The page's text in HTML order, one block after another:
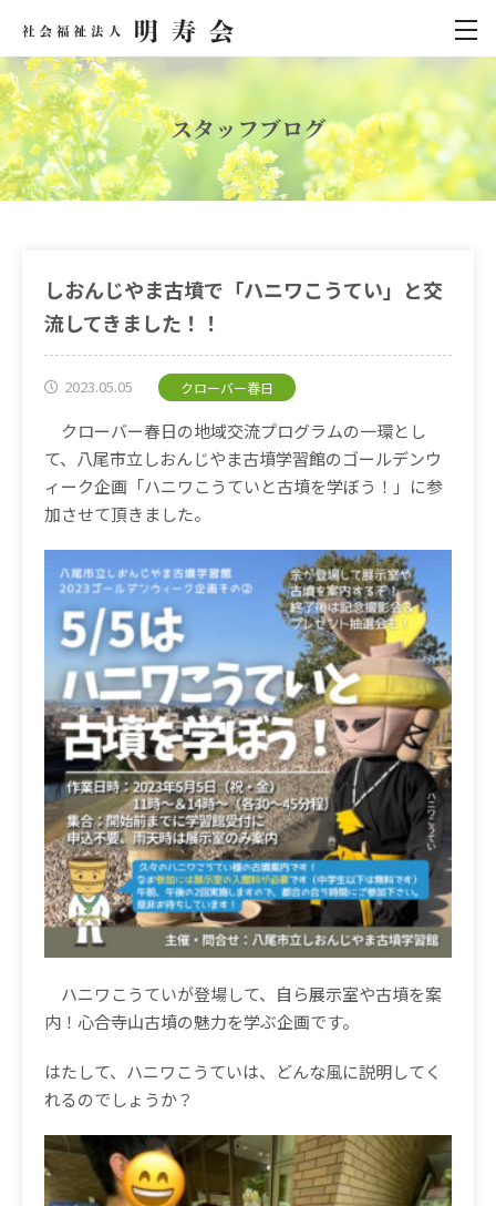
スタッフブログ
しおんじやま古墳で「ハニワこうてい」と交
流してきました！！
2023.05.05 クローバー春日
クローバー春日の地域交流プログラムの一環とし
て、八尾市立しおんじやま古墳学習館のゴールデンウ
ィーク企画「ハニワこうていと古墳を学ぼう！」に参
加させて頂きました。
ハニワこうていが登場して、自ら展示室や古墳を案
内！心合寺山古墳の魅力を学ぶ企画です。
はたして、ハニワこうていは、どんな風に説明してく
れるのでしょうか？